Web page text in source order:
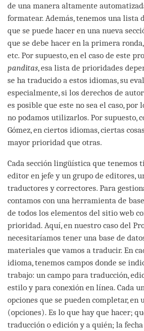
de una manera altamente
formatear. Además, tenemos una lista
que se puede hacer en una nueva
que se debe hacer en la primera
etc. Por supuesto, en el caso de este
panditas, esa lista de prioridades
se ha traducido a estos idiomas, su
especialmente, si los derechos de
es posible que este no sea el caso, por
no podamos utilizarlos. Por supuesto,
Gómez, en ciertos idiomas, ciertas
mayor prioridad que otras.
Cada sección lingüística que tenemos
editor en jefe y un grupo de editores,
traductores y correctores. Para
contamos con una herramienta de
de todos los elementos del sitio web
prioridad. Aquí, en nuestro caso del
necesitaríamos tener una base de
materiales que vamos a traducir. En
idioma, tenemos campos donde se
trabajo: un campo para traducción,
estilo y para conexión en línea. Cada
opciones que se pueden completar, en
(opciones). Es lo que hay que hacer;
traducción o edición y a quién; la